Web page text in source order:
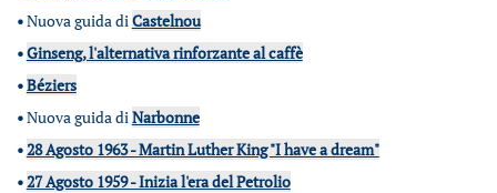
•Nuova guida diCastelnou
•Ginseng, l'alternativa rinforzante al caffè
•Béziers
•Nuova guida diNarbonne
•28 Agosto 1963 - Martin Luther King "I have a dream"
•27 Agosto 1959 - Inizia l'era del Petrolio